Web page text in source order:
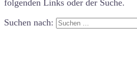
folgenden Links oder der Suche.
Suchen nach: